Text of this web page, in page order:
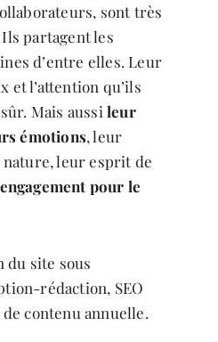
sont très
partagent les
d’entre elles. Leur
et l’attention qu’ils
Mais aussi leur
émotions, leur
nature, leur esprit de
pour le
du site sous
rédaction, SEO
contenu annuelle.